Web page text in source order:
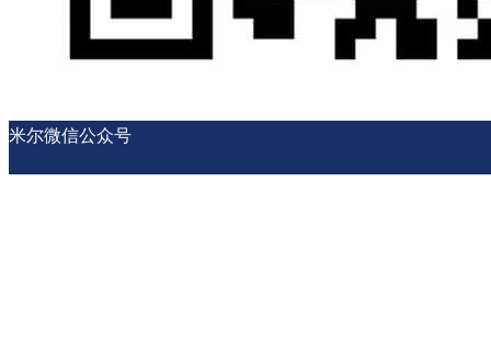
米尔微信公众号